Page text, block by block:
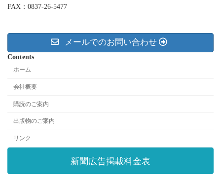
FAX：0837-26-5477
メールでのお問い合わせ
Contents
ホーム
会社概要
購読のご案内
出版物のご案内
リンク
新聞広告掲載料金表